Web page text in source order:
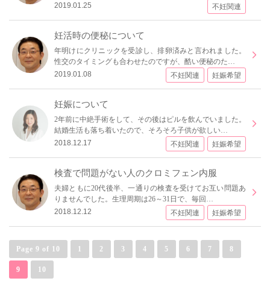
2019.01.25
不妊関連
妊活時の便秘について
年明けにクリニックを受診し、排卵済みと言われました。
性交のタイミングも合わせたのですが、酷い便秘のた…
2019.01.08
不妊関連 妊娠希望
妊娠について
2年前に中絶手術をして、その後はピルを飲んでいました。
結婚生活も落ち着いたので、そろそろ子供が欲しい…
2018.12.17
不妊関連 妊娠希望
検査で問題がない人のクロミフェン内服
夫婦ともに20代後半、一通りの検査を受けてお互い問題あ
りませんでした。生理周期は26～31日で、毎回…
2018.12.12
不妊関連 妊娠希望
Page 9 of 10 1 2 3 4 5 6 7 8
9 10